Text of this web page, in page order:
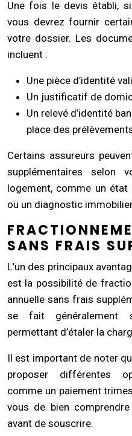
Une fois le devis établi,
vous devrez fournir
votre dossier. Les
incluent :
Une pièce d’identité
Un justificatif de
Un relevé d’identité
place des
Certains assureurs
supplémentaires
logement, comme un
ou un diagnostic
SANS FRAIS
L’un des principaux
est la possibilité de
annuelle sans frais
se fait généralement
permettant d’étaler la
Il est important de noter
proposer différentes
comme un paiement
vous de bien
avant de souscrire.